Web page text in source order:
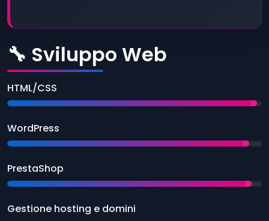
🔧 Sviluppo Web
HTML/CSS
WordPress
PrestaShop
Gestione hosting e domini